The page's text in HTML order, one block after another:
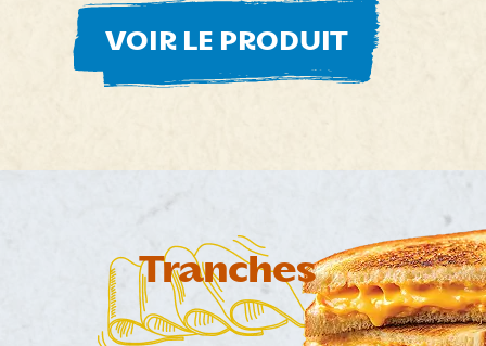
VOIR LE PRODUIT
Tranches